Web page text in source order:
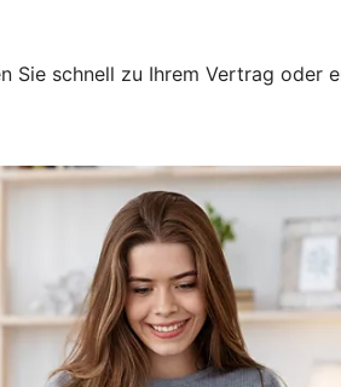
Sie schnell zu Ihrem Vertrag